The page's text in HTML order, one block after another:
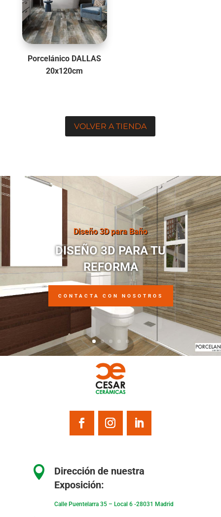
Porcelánico DALLAS
20x120cm
VOLVER A TIENDA
Diseño 3D para Baño
DISEÑO 3D PARA TU
REFORMA
CONTACTA CON NOSOTROS

Dirección de nuestra
Exposición:
Calle Puentelarra 35 – Local 6 -28031 Madrid